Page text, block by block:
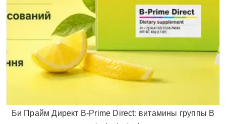
Би Прайм Директ B-Prime Direct: витамины группы B